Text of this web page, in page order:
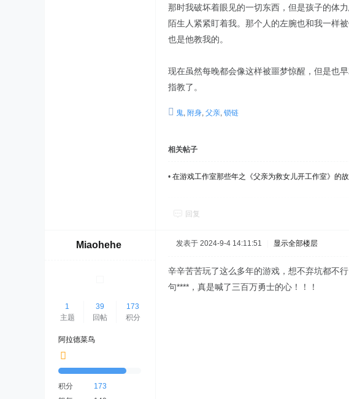
那时我破坏着眼见的一切东西，但是孩子的体
陌生人紧紧盯着我。那个人的左腕也和我一样
也是他教我的。
现在虽然每晚都会像这样被噩梦惊醒，但是也
指教了。
鬼, 附身, 父亲, 锁链
相关帖子
• 在游戏工作室那些年之《父亲为救女儿开工作室》的
回复
Miaohehe
1
主题
39
回帖
173
积分
阿拉德菜鸟
积分
173
发表于 2024-9-4 14:11:51 显示全部楼层
辛辛苦苦玩了这么多年的游戏，想不弃坑都不
句****，真是喊了三百万勇士的心！！！